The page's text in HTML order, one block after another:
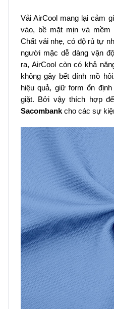
Vải AirCool mang lại cảm
vào, bề mặt mịn và
Chất vải nhẹ, có độ rủ tự
người mặc dễ dàng vận
ra, AirCool còn có khả
không gây bết dính mồ
hiệu quả, giữ form ổn
giặt. Bởi vậy thích hợp
Sacombank cho các sự